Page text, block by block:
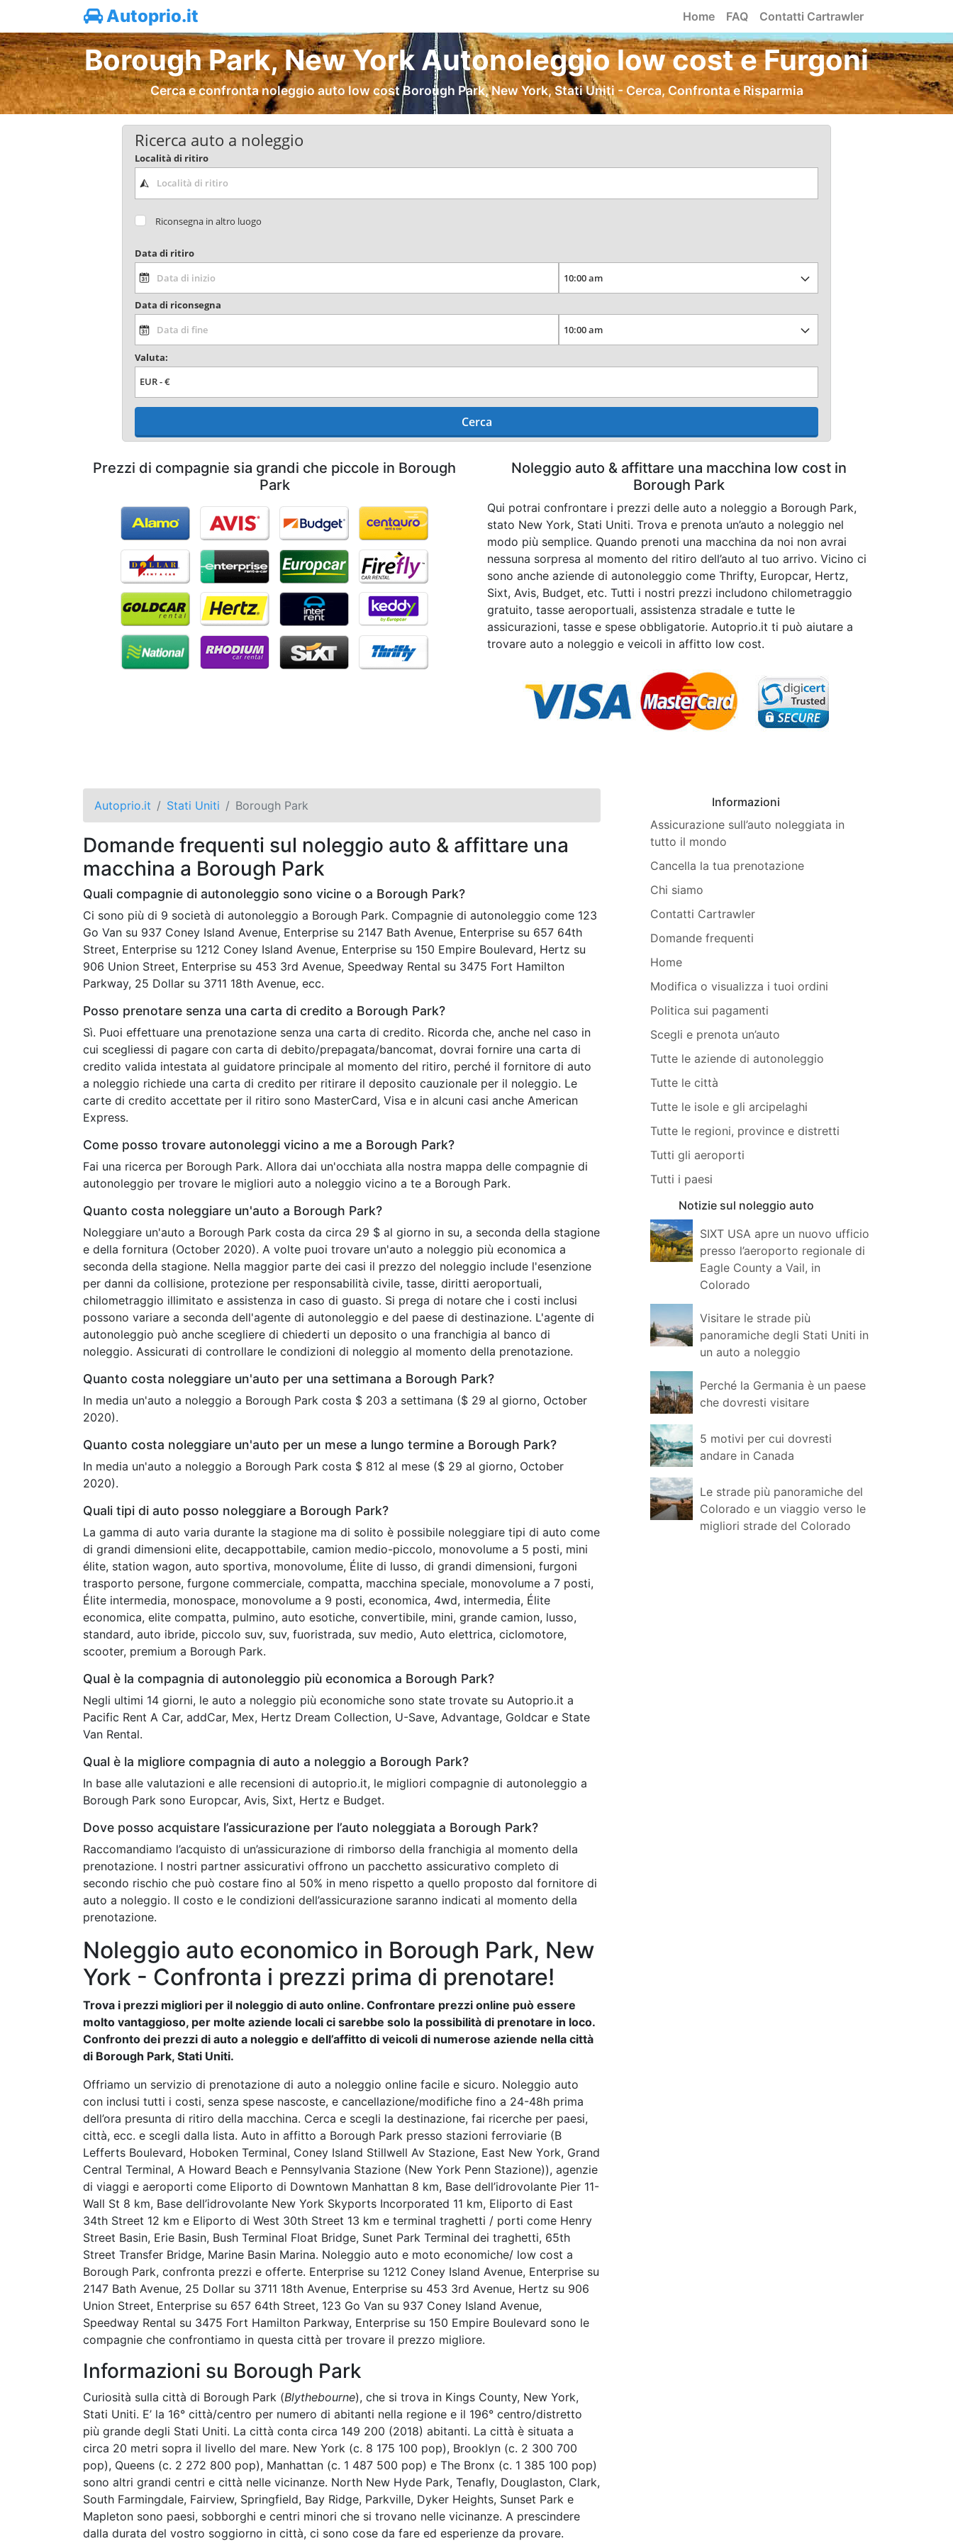
Autoprio.it Home FAQ Contatti Cartrawler
Borough Park, New York Autonoleggio low cost e Furgoni
Cerca e confronta noleggio auto low cost Borough Park, New York, Stati Uniti - Cerca, Confronta e Risparmia
Ricerca auto a noleggio
Località di ritiro
Riconsegna in altro luogo
Data di ritiro
Data di riconsegna
Valuta:
Cerca
Prezzi di compagnie sia grandi che piccole in Borough
Park
Noleggio auto & affittare una macchina low cost in
Borough Park
Qui potrai confrontare i prezzi delle auto a noleggio a Borough Park,
stato New York, Stati Uniti. Trova e prenota un’auto a noleggio nel
modo più semplice. Quando prenoti una macchina da noi non avrai
nessuna sorpresa al momento del ritiro dell’auto al tuo arrivo. Vicino ci
sono anche aziende di autonoleggio come Thrifty, Europcar, Hertz,
Sixt, Avis, Budget, etc. Tutti i nostri prezzi includono chilometraggio
gratuito, tasse aeroportuali, assistenza stradale e tutte le
assicurazioni, tasse e spese obbligatorie. Autoprio.it ti può aiutare a
trovare auto a noleggio e veicoli in affitto low cost.
Autoprio.it Stati Uniti Borough Park
Domande frequenti sul noleggio auto & affittare una
macchina a Borough Park
Quali compagnie di autonoleggio sono vicine o a Borough Park?
Ci sono più di 9 società di autonoleggio a Borough Park. Compagnie di autonoleggio come 123
Go Van su 937 Coney Island Avenue, Enterprise su 2147 Bath Avenue, Enterprise su 657 64th
Street, Enterprise su 1212 Coney Island Avenue, Enterprise su 150 Empire Boulevard, Hertz su
906 Union Street, Enterprise su 453 3rd Avenue, Speedway Rental su 3475 Fort Hamilton
Parkway, 25 Dollar su 3711 18th Avenue, ecc.
Posso prenotare senza una carta di credito a Borough Park?
Sì. Puoi effettuare una prenotazione senza una carta di credito. Ricorda che, anche nel caso in
cui scegliessi di pagare con carta di debito/prepagata/bancomat, dovrai fornire una carta di
credito valida intestata al guidatore principale al momento del ritiro, perché il fornitore di auto
a noleggio richiede una carta di credito per ritirare il deposito cauzionale per il noleggio. Le
carte di credito accettate per il ritiro sono MasterCard, Visa e in alcuni casi anche American
Express.
Come posso trovare autonoleggi vicino a me a Borough Park?
Fai una ricerca per Borough Park. Allora dai un'occhiata alla nostra mappa delle compagnie di
autonoleggio per trovare le migliori auto a noleggio vicino a te a Borough Park.
Quanto costa noleggiare un'auto a Borough Park?
Noleggiare un'auto a Borough Park costa da circa 29 $ al giorno in su, a seconda della stagione
e della fornitura (October 2020). A volte puoi trovare un'auto a noleggio più economica a
seconda della stagione. Nella maggior parte dei casi il prezzo del noleggio include l'esenzione
per danni da collisione, protezione per responsabilità civile, tasse, diritti aeroportuali,
chilometraggio illimitato e assistenza in caso di guasto. Si prega di notare che i costi inclusi
possono variare a seconda dell'agente di autonoleggio e del paese di destinazione. L'agente di
autonoleggio può anche scegliere di chiederti un deposito o una franchigia al banco di
noleggio. Assicurati di controllare le condizioni di noleggio al momento della prenotazione.
Quanto costa noleggiare un'auto per una settimana a Borough Park?
In media un'auto a noleggio a Borough Park costa $ 203 a settimana ($ 29 al giorno, October
2020).
Quanto costa noleggiare un'auto per un mese a lungo termine a Borough Park?
In media un'auto a noleggio a Borough Park costa $ 812 al mese ($ 29 al giorno, October
2020).
Quali tipi di auto posso noleggiare a Borough Park?
La gamma di auto varia durante la stagione ma di solito è possibile noleggiare tipi di auto come
di grandi dimensioni elite, decappottabile, camion medio-piccolo, monovolume a 5 posti, mini
élite, station wagon, auto sportiva, monovolume, Élite di lusso, di grandi dimensioni, furgoni
trasporto persone, furgone commerciale, compatta, macchina speciale, monovolume a 7 posti,
Élite intermedia, monospace, monovolume a 9 posti, economica, 4wd, intermedia, Élite
economica, elite compatta, pulmino, auto esotiche, convertibile, mini, grande camion, lusso,
standard, auto ibride, piccolo suv, suv, fuoristrada, suv medio, Auto elettrica, ciclomotore,
scooter, premium a Borough Park.
Qual è la compagnia di autonoleggio più economica a Borough Park?
Negli ultimi 14 giorni, le auto a noleggio più economiche sono state trovate su Autoprio.it a
Pacific Rent A Car, addCar, Mex, Hertz Dream Collection, U-Save, Advantage, Goldcar e State
Van Rental.
Qual è la migliore compagnia di auto a noleggio a Borough Park?
In base alle valutazioni e alle recensioni di autoprio.it, le migliori compagnie di autonoleggio a
Borough Park sono Europcar, Avis, Sixt, Hertz e Budget.
Dove posso acquistare l’assicurazione per l’auto noleggiata a Borough Park?
Raccomandiamo l’acquisto di un’assicurazione di rimborso della franchigia al momento della
prenotazione. I nostri partner assicurativi offrono un pacchetto assicurativo completo di
secondo rischio che può costare fino al 50% in meno rispetto a quello proposto dal fornitore di
auto a noleggio. Il costo e le condizioni dell’assicurazione saranno indicati al momento della
prenotazione.
Noleggio auto economico in Borough Park, New
York - Confronta i prezzi prima di prenotare!
Trova i prezzi migliori per il noleggio di auto online. Confrontare prezzi online può essere
molto vantaggioso, per molte aziende locali ci sarebbe solo la possibilità di prenotare in loco.
Confronto dei prezzi di auto a noleggio e dell’affitto di veicoli di numerose aziende nella città
di Borough Park, Stati Uniti.
Offriamo un servizio di prenotazione di auto a noleggio online facile e sicuro. Noleggio auto
con inclusi tutti i costi, senza spese nascoste, e cancellazione/modifiche fino a 24-48h prima
dell’ora presunta di ritiro della macchina. Cerca e scegli la destinazione, fai ricerche per paesi,
città, ecc. e scegli dalla lista. Auto in affitto a Borough Park presso stazioni ferroviarie (B
Lefferts Boulevard, Hoboken Terminal, Coney Island Stillwell Av Stazione, East New York, Grand
Central Terminal, A Howard Beach e Pennsylvania Stazione (New York Penn Stazione)), agenzie
di viaggi e aeroporti come Eliporto di Downtown Manhattan 8 km, Base dell’idrovolante Pier 11-
Wall St 8 km, Base dell’idrovolante New York Skyports Incorporated 11 km, Eliporto di East
34th Street 12 km e Eliporto di West 30th Street 13 km e terminal traghetti / porti come Henry
Street Basin, Erie Basin, Bush Terminal Float Bridge, Sunet Park Terminal dei traghetti, 65th
Street Transfer Bridge, Marine Basin Marina. Noleggio auto e moto economiche/ low cost a
Borough Park, confronta prezzi e offerte. Enterprise su 1212 Coney Island Avenue, Enterprise su
2147 Bath Avenue, 25 Dollar su 3711 18th Avenue, Enterprise su 453 3rd Avenue, Hertz su 906
Union Street, Enterprise su 657 64th Street, 123 Go Van su 937 Coney Island Avenue,
Speedway Rental su 3475 Fort Hamilton Parkway, Enterprise su 150 Empire Boulevard sono le
compagnie che confrontiamo in questa città per trovare il prezzo migliore.
Informazioni su Borough Park
Curiosità sulla città di Borough Park (Blythebourne), che si trova in Kings County, New York,
Stati Uniti. E’ la 16° città/centro per numero di abitanti nella regione e il 196° centro/distretto
più grande degli Stati Uniti. La città conta circa 149 200 (2018) abitanti. La città è situata a
circa 20 metri sopra il livello del mare. New York (c. 8 175 100 pop), Brooklyn (c. 2 300 700
pop), Queens (c. 2 272 800 pop), Manhattan (c. 1 487 500 pop) e The Bronx (c. 1 385 100 pop)
sono altri grandi centri e città nelle vicinanze. North New Hyde Park, Tenafly, Douglaston, Clark,
South Farmingdale, Fairview, Springfield, Bay Ridge, Parkville, Dyker Heights, Sunset Park e
Mapleton sono paesi, sobborghi e centri minori che si trovano nelle vicinanze. A prescindere
dalla durata del vostro soggiorno in città, ci sono cose da fare ed esperienze da provare.
Informazioni
Assicurazione sull’auto noleggiata in
tutto il mondo
Cancella la tua prenotazione
Chi siamo
Contatti Cartrawler
Domande frequenti
Home
Modifica o visualizza i tuoi ordini
Politica sui pagamenti
Scegli e prenota un’auto
Tutte le aziende di autonoleggio
Tutte le città
Tutte le isole e gli arcipelaghi
Tutte le regioni, province e distretti
Tutti gli aeroporti
Tutti i paesi
Notizie sul noleggio auto
SIXT USA apre un nuovo ufficio
presso l’aeroporto regionale di
Eagle County a Vail, in
Colorado
Visitare le strade più
panoramiche degli Stati Uniti in
un auto a noleggio
Perché la Germania è un paese
che dovresti visitare
5 motivi per cui dovresti
andare in Canada
Le strade più panoramiche del
Colorado e un viaggio verso le
migliori strade del Colorado